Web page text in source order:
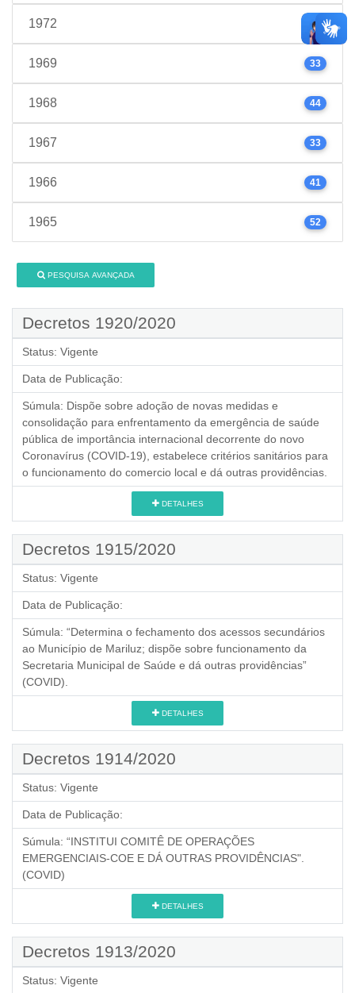
1972 75
1969 33
1968 44
1967 33
1966 41
1965 52
PESQUISA AVANÇADA
Decretos 1920/2020
Status: Vigente
Data de Publicação:
Súmula: Dispõe sobre adoção de novas medidas e
consolidação para enfrentamento da emergência de saúde
pública de importância internacional decorrente do novo
Coronavírus (COVID-19), estabelece critérios sanitários para
o funcionamento do comercio local e dá outras providências.
DETALHES
Decretos 1915/2020
Status: Vigente
Data de Publicação:
Súmula: “Determina o fechamento dos acessos secundários
ao Município de Mariluz; dispõe sobre funcionamento da
Secretaria Municipal de Saúde e dá outras providências”
(COVID).
DETALHES
Decretos 1914/2020
Status: Vigente
Data de Publicação:
Súmula: “INSTITUI COMITÊ DE OPERAÇÕES
EMERGENCIAIS-COE E DÁ OUTRAS PROVIDÊNCIAS".
(COVID)
DETALHES
Decretos 1913/2020
Status: Vigente